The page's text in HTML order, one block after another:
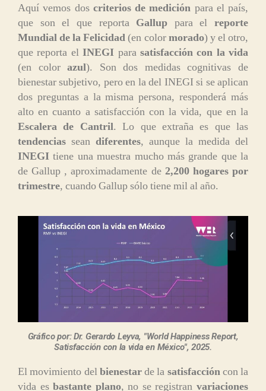
Aquí vemos dos criterios de medición para el país,
que son el que reporta Gallup para el reporte
Mundial de la Felicidad (en colormorado) y el otro,
que reporta elINEGI para satisfacción con la vida
(en colorazul). Son dos medidas cognitivas de
bienestar subjetivo, pero en la del INEGI si se aplican
dos preguntas a la misma persona, responderá más
alto en cuanto a satisfacción con la vida, que en la
Escalera de Cantril. Lo que extraña es que las
tendencias sean diferentes, aunque la medida del
INEGI tiene una muestra mucho más grande que la
de Gallup , aproximadamente de 2,200 hogares por
trimestre, cuando Gallup sólo tiene mil al año.
Gráfico por: Dr. Gerardo Leyva, "World Happiness Report,
Satisfacción con la vida en México", 2025.
El movimiento delbienestarde la satisfaccióncon la
vida esbastante plano, no se registranvariaciones